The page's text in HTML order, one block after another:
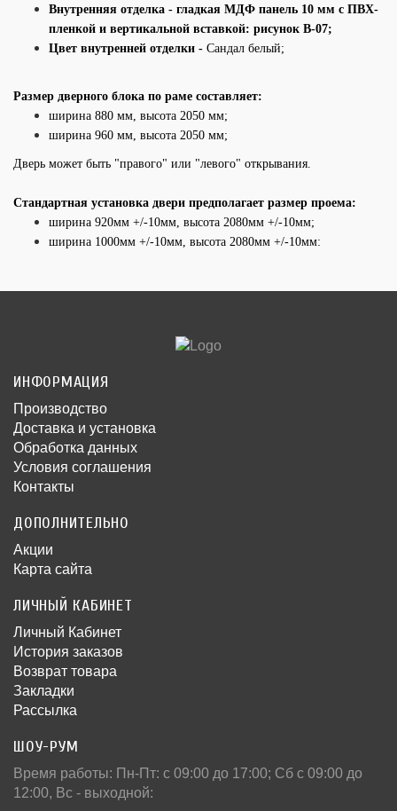
Внутренняя отделка - гладкая МДФ панель 10 мм с ПВХ-
пленкой и вертикальной вставкой: рисунок В-07;
Цвет внутренней отделки - Сандал белый;
Размер дверного блока по раме составляет:
ширина 880 мм, высота 2050 мм;
ширина 960 мм, высота 2050 мм;
Дверь может быть "правого" или "левого" открывания.
Стандартная установка двери предполагает размер проема:
ширина 920мм +/-10мм, высота 2080мм +/-10мм;
ширина 1000мм +/-10мм, высота 2080мм +/-10мм:
ИНФОРМАЦИЯ
Производство
Доставка и установка
Обработка данных
Условия соглашения
Контакты
ДОПОЛНИТЕЛЬНО
Акции
Карта сайта
ЛИЧНЫЙ КАБИНЕТ
Личный Кабинет
История заказов
Возврат товара
Закладки
Рассылка
ШОУ-РУМ
Время работы: Пн-Пт: c 09:00 до 17:00; Сб с 09:00 до
12:00, Вс - выходной: